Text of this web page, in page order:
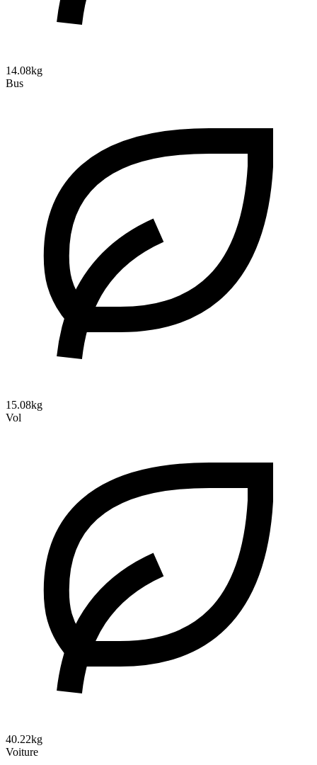
14.08kg
Bus
15.08kg
Vol
40.22kg
Voiture